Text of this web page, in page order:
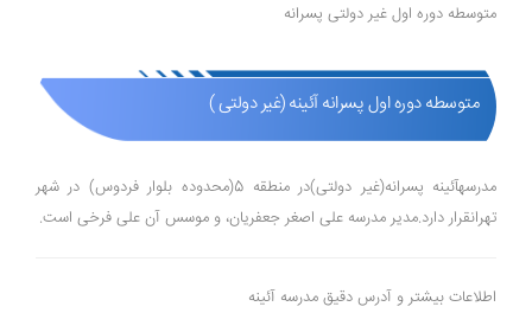
متوسطه دوره اول غیر دولتی پسرانه
متوسطه دوره اول پسرانه آئینه (غیر دولتی )
مدرسهآئینه پسرانه(غیر دولتی)در منطقه 5(محدوده بلوار فردوس) در شهر
تهرانقرار دارد.مدیر مدرسه علی اصغر جعفریان، و موسس آن علی فرخی است.
اطلاعات بیشتر و آدرس دقیق مدرسه آئینه